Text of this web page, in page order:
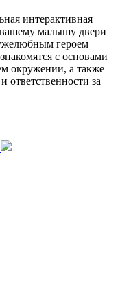
интерактивная
вашему малышу двери
героем
с основами
окружении, а также
ответственности за